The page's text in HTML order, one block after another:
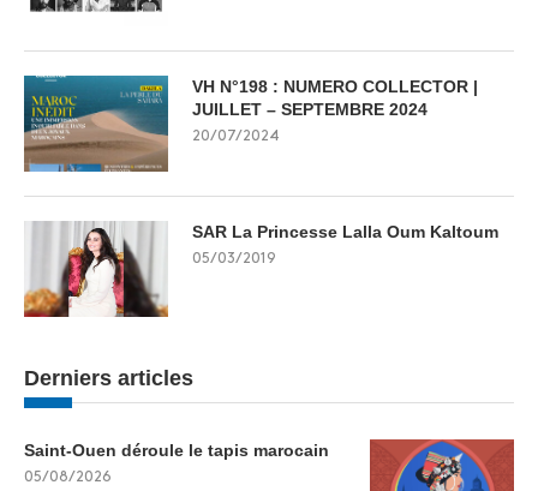
VH N°198 : NUMERO COLLECTOR |
JUILLET – SEPTEMBRE 2024
20/07/2024
SAR La Princesse Lalla Oum Kaltoum
05/03/2019
Derniers articles
Saint-Ouen déroule le tapis marocain
05/08/2026